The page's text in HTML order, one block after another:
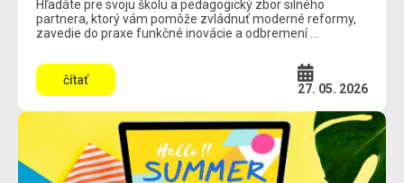
Hľadáte pre svoju školu a pedagogický zbor silného
partnera, ktorý vám pomôže zvládnuť moderné reformy,
zavedie do praxe funkčné inovácie a odbremení ...
čítať
27. 05. 2026